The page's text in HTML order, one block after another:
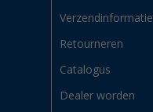
Verzendinformatie
Retourneren
Catalogus
Dealer worden